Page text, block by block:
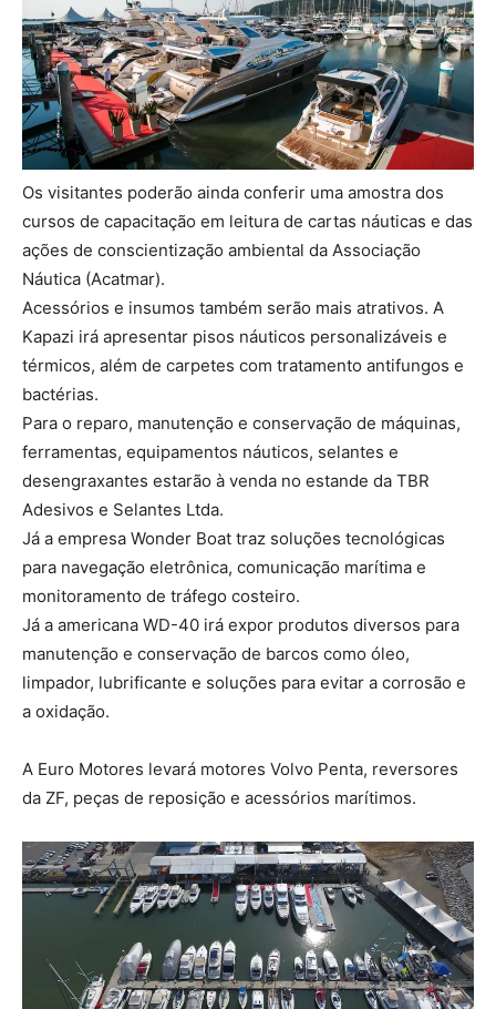
Os visitantes poderão ainda conferir uma amostra dos
cursos de capacitação em leitura de cartas náuticas e das
ações de conscientização ambiental da Associação
Náutica (Acatmar).
Acessórios e insumos também serão mais atrativos. A
Kapazi irá apresentar pisos náuticos personalizáveis e
térmicos, além de carpetes com tratamento antifungos e
bactérias.
Para o reparo, manutenção e conservação de máquinas,
ferramentas, equipamentos náuticos, selantes e
desengraxantes estarão à venda no estande da TBR
Adesivos e Selantes Ltda.
Já a empresa Wonder Boat traz soluções tecnológicas
para navegação eletrônica, comunicação marítima e
monitoramento de tráfego costeiro.
Já a americana WD-40 irá expor produtos diversos para
manutenção e conservação de barcos como óleo,
limpador, lubrificante e soluções para evitar a corrosão e
a oxidação.
A Euro Motores levará motores Volvo Penta, reversores
da ZF, peças de reposição e acessórios marítimos.